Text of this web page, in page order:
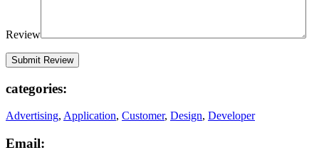
Review
categories:
Advertising, Application, Customer, Design, Developer
Email: